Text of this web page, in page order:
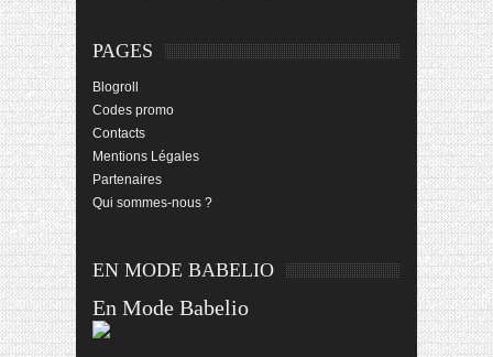
PAGES
Blogroll
Codes promo
Contacts
Mentions Légales
Partenaires
Qui sommes-nous ?
EN MODE BABELIO
En Mode Babelio